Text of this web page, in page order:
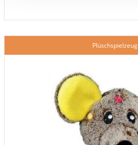
Plüschspielzeug